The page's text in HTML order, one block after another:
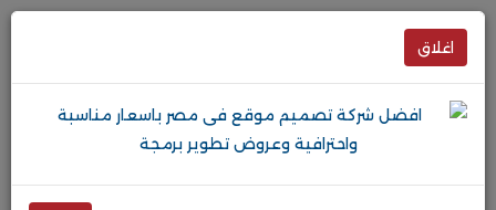
اغلاق